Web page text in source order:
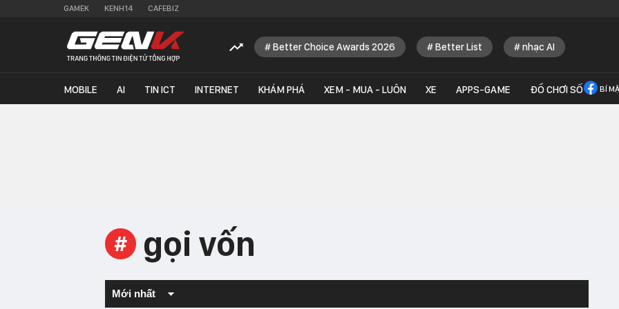
GAMEK KENH14 CAFEBIZ
Better Choice Awards 2026 Better List nhạc AI
MOBILE AI TIN ICT INTERNET KHÁM PHÁ XEM - MUA - LUÔN XE APPS-GAME ĐỒ CHƠI SỐ BÍ
# gọi vốn
Mới nhất